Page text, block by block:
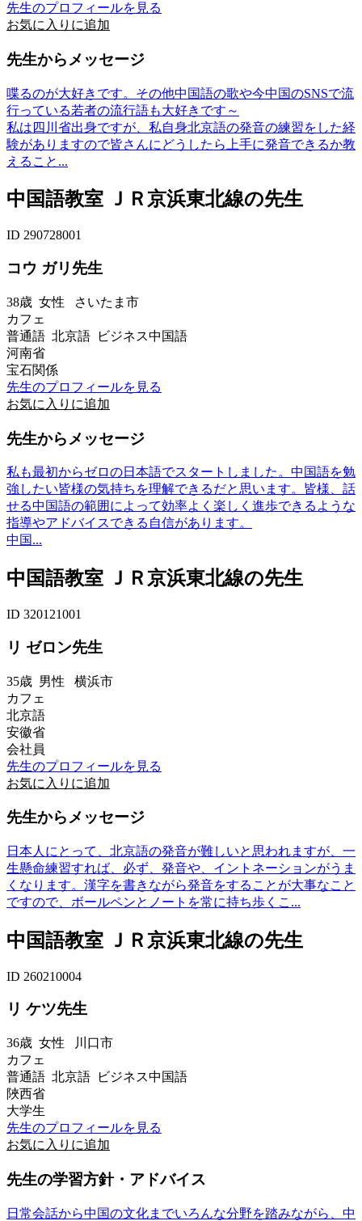
先生のプロフィールを見る
お気に入りに追加
先生からメッセージ
喋るのが大好きです。その他中国語の歌や今中国のSNSで流
行っている若者の流行語も大好きです～
私は四川省出身ですが、私自身北京語の発音の練習をした経
験がありますので皆さんにどうしたら上手に発音できるか教
えること...
中国語教室 ＪＲ京浜東北線の先生
ID 290728001
コウ ガリ先生
38歳 女性 さいたま市
カフェ
普通語 北京語 ビジネス中国語
河南省
宝石関係
先生のプロフィールを見る
お気に入りに追加
先生からメッセージ
私も最初からゼロの日本語でスタートしました。中国語を勉
強したい皆様の気持ちを理解できるだと思います。皆様、話
せる中国語の範囲によって効率よく楽しく進歩できるような
指導やアドバイスできる自信があります。
中国...
中国語教室 ＪＲ京浜東北線の先生
ID 320121001
リ ゼロン先生
35歳 男性 横浜市
カフェ
北京語
安徽省
会社員
先生のプロフィールを見る
お気に入りに追加
先生からメッセージ
日本人にとって、北京語の発音が難しいと思われますが、一
生懸命練習すれば、必ず、発音や、イントネーションがうま
くなります。漢字を書きながら発音をすることが大事なこと
ですので、ボールペンとノートを常に持ち歩くこ...
中国語教室 ＪＲ京浜東北線の先生
ID 260210004
リ ケツ先生
36歳 女性 川口市
カフェ
普通語 北京語 ビジネス中国語
陜西省
大学生
先生のプロフィールを見る
お気に入りに追加
先生の学習方針・アドバイス
日常会話から中国の文化までいろんな分野を踏みながら、中